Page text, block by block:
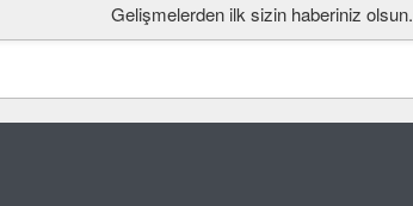
Gelişmelerden ilk sizin haberiniz olsun.